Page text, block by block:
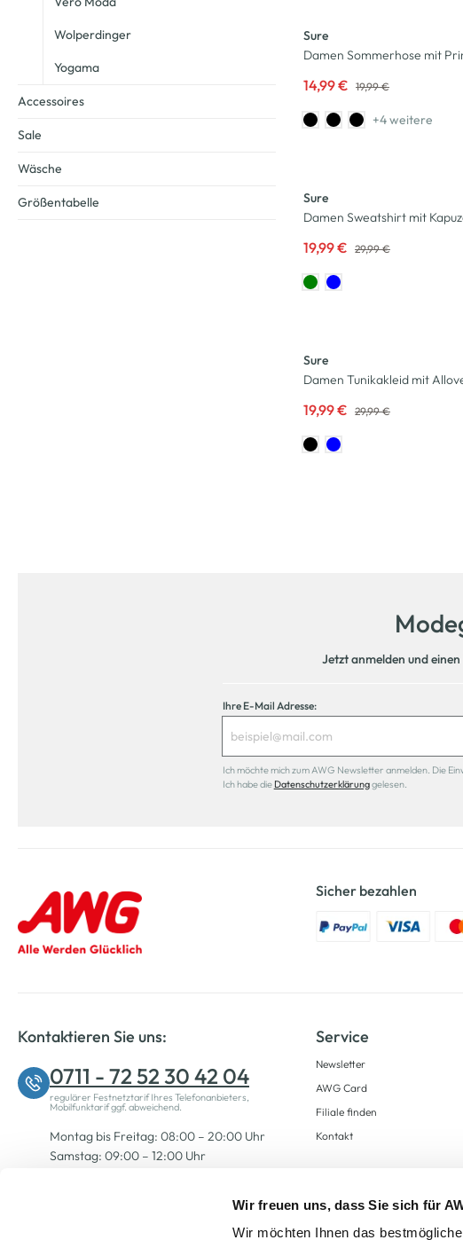
Wir freuen uns, dass Sie sich für
Wir möchten Ihnen das
Sure
Damen Sommerhose mit
14,99 € 19,99 €
+4 weitere
Sure
Damen Sweatshirt mit
19,99 € 29,99 €
Sure
Damen Tunikakleid mit
19,99 € 29,99 €
Wolperdinger
Yogama
Accessoires
Sale
Wäsche
Größentabelle
Jetzt anmelden und einen
Ihre E-Mail Adresse:
Ich möchte mich zum AWG Newsletter anmelden. Die
Ich habe die Datenschutzerklärunggelesen.
Sicher bezahlen
Kontaktieren Sie uns:
0711 - 72 52 30 42 04
regulärer Festnetztarif Ihres Telefonanbieters,
Mobilfunktarif ggf. abweichend.
Montag bis Freitag: 08:00 – 20:00 Uhr
Samstag: 09:00 – 12:00 Uhr
Service
Newsletter
AWG Card
Filiale finden
Kontakt